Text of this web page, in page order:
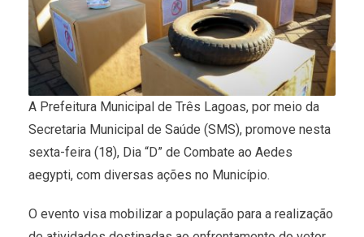
A Prefeitura Municipal de Três Lagoas, por meio da
Secretaria Municipal de Saúde (SMS), promove nesta
sexta-feira (18), Dia “D” de Combate ao Aedes
aegypti, com diversas ações no Município.
O evento visa mobilizar a população para a realização